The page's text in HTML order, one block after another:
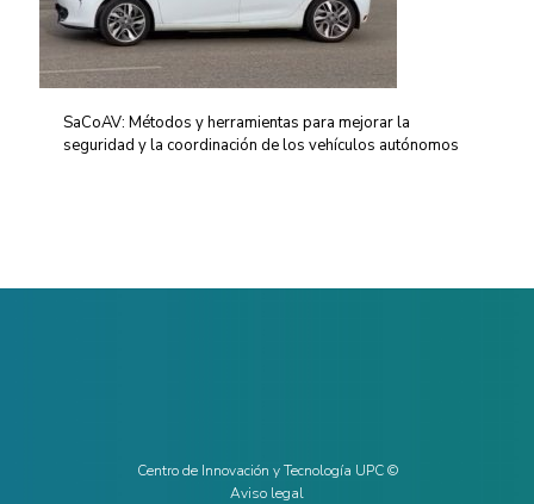
SaCoAV: Métodos y herramientas para mejorar la
seguridad y la coordinación de los vehículos autónomos
Centro de Innovación y Tecnología UPC ©
Aviso legal